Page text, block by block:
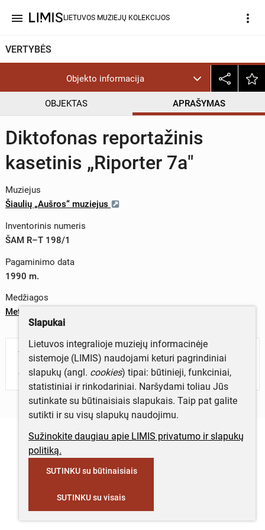
menu LIETUVOS MUZIEJŲ KOLEKCIJOS more_vert
VERTYBĖS
Objekto informacija
OBJEKTAS APRAŠYMAS
Diktofonas reportažinis
kasetinis „Riporter 7a"
Muziejus
Šiaulių „Aušros“ muziejus
Inventorinis numeris
ŠAM R–T 198/1
Pagaminimo data
1990 m.
Medžiagos
Metalas
Turite daugiau informacijos apie objektą?
Parašykite mums!
Slapukai
Lietuvos integralioje muziejų informacinėje
sistemoje (LIMIS) naudojami keturi pagrindiniai
slapukų (angl. cookies) tipai: būtinieji, funkciniai,
statistiniai ir rinkodariniai. Naršydami toliau Jūs
sutinkate su būtinaisiais slapukais. Taip pat galite
sutikti ir su visų slapukų naudojimu.
Sužinokite daugiau apie LIMIS privatumo ir slapukų
politiką.
SUTINKU su būtinaisiais
SUTINKU su visais